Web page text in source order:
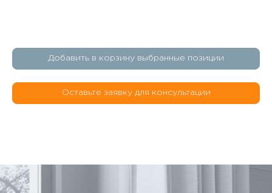
Добавить в корзину выбранные позиции
Оставьте заявку для консультации